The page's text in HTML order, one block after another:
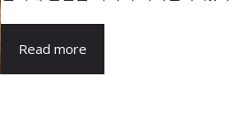
Read more